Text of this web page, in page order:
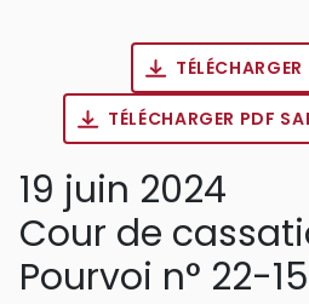
TÉLÉCHARGER
TÉLÉCHARGER PDF
19 juin 2024
Cour de
Pourvoi n° 22-